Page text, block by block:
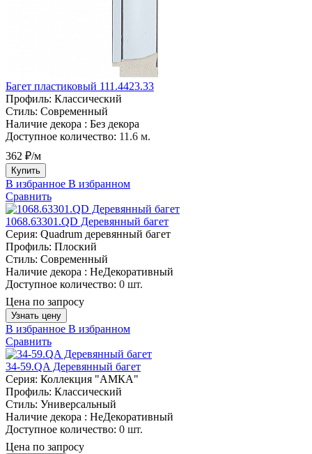
Багет пластиковый 111.4423.33
Профиль: Классический
Стиль: Современный
Наличие декора : Без декора
Доступное количество: 11.6 м.
362 ₽/м
Купить
В избранное В избранном
Сравнить
1068.63301.QD Деревянный багет
Серия: Quadrum деревянный багет
Профиль: Плоский
Стиль: Современный
Наличие декора : НеДекоративный
Доступное количество: 0 шт.
Цена по запросу
Узнать цену
В избранное В избранном
Сравнить
34-59.QA Деревянный багет
Серия: Коллекция "АМКА"
Профиль: Классический
Стиль: Универсальный
Наличие декора : НеДекоративный
Доступное количество: 0 шт.
Цена по запросу